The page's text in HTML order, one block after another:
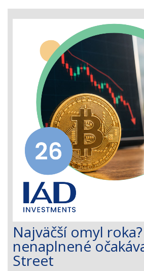
Najväčší omyl
nenaplnené
Street